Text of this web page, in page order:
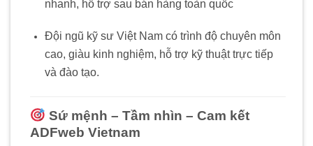
nhanh, hỗ trợ sau bán hàng toàn quốc
Đội ngũ kỹ sư Việt Nam có trình độ chuyên môn
cao, giàu kinh nghiệm, hỗ trợ kỹ thuật trực tiếp
và đào tạo.
Sứ mệnh – Tầm nhìn – Cam kết
ADFweb Vietnam